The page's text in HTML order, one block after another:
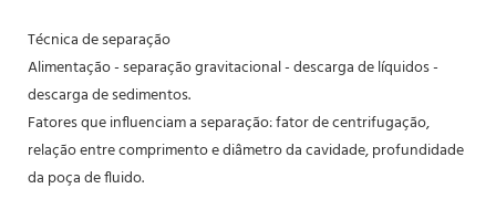
Técnica de separação
Alimentação - separação gravitacional - descarga de líquidos -
descarga de sedimentos.
Fatores que influenciam a separação: fator de centrifugação,
relação entre comprimento e diâmetro da cavidade, profundidade
da poça de fluido.